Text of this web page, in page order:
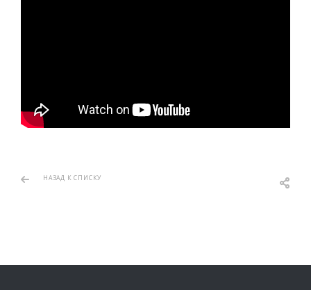
НАЗАД К СПИСКУ